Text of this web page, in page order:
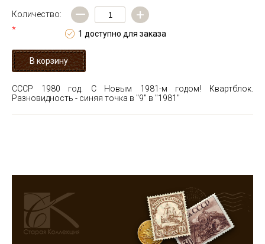
Количество:
*
— +
1 доступно для заказа
СССР 1980 год. С Новым 1981-м годом! Квартблок.
Разновидность - синяя точка в "9" в "1981"